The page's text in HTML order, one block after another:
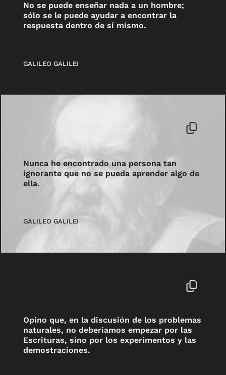
No se puede enseñar nada a un hombre;
sólo se le puede ayudar a encontrar la
respuesta dentro de sí mismo.
GALILEO GALILEI
Nunca he encontrado una persona tan
ignorante que no se pueda aprender algo de
ella.
GALILEO GALILEI
Opino que, en la discusión de los problemas
naturales, no deberíamos empezar por las
Escrituras, sino por los experimentos y las
demostraciones.